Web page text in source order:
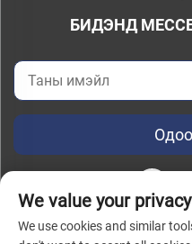
БИДЭНД
We value your privacy
We use cookies and similar